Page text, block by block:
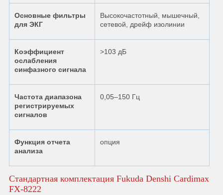
Основные фильтры
для ЭКГ
Высокочастотный, мышечный,
сетевой, дрейф изолинии
Коэффициент
ослабления
синфазного сигнала
>103 дБ
Частота диапазона
регистрируемых
сигналов
0,05–150 Гц
Функция отчета
анализа
опция
Стандартная комплектация Fukuda Denshi Cardimax
FX-8222